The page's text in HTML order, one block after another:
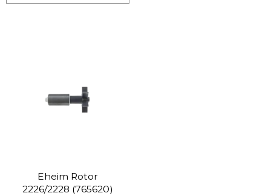
Eheim Rotor
2226/2228 (765620)